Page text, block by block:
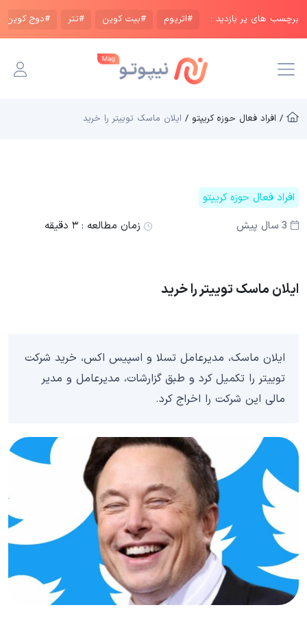
برچسب های پر بازدید : #اتریوم #بیت کوین #تتر #دوج کوین
/ افراد فعال حوزه کریپتو / ایلان ماسک توییتر را خرید
افراد فعال حوزه کریپتو
3 سال پیش
زمان مطالعه : ۳ دقیقه
ایلان ماسک توییتر را خرید
ایلان ماسک، مدیرعامل تسلا و اسپیس اکس، خرید شرکت
توییتر را تکمیل کرد و طبق گزارشات، مدیرعامل و مدیر
مالی این شرکت را اخراج کرد.